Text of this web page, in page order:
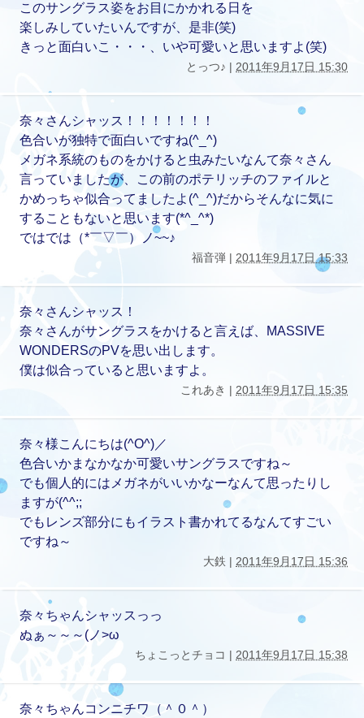
このサングラス姿をお目にかかれる日を
楽しみしていたいんですが、是非(笑)
きっと面白いこ・・・、いや可愛いと思いますよ(笑)
とっつ♪ | 2011年9月17日 15:30
奈々さんシャッス！！！！！！！
色合いが独特で面白いですね(^_^)
メガネ系統のものをかけると虫みたいなんて奈々さん
言っていましたが、この前のポテリッチのファイルと
かめっちゃ似合ってましたよ(^_^)だからそんなに気に
することもないと思います(*^_^*)
ではでは（*￣▽￣）ノ~~♪
福音弾 | 2011年9月17日 15:33
奈々さんシャッス！
奈々さんがサングラスをかけると言えば、MASSIVE
WONDERSのPVを思い出します。
僕は似合っていると思いますよ。
これあき | 2011年9月17日 15:35
奈々様こんにちは(^O^)／
色合いかまなかなか可愛いサングラスですね～
でも個人的にはメガネがいいかなーなんて思ったりし
ますが(^^;;
でもレンズ部分にもイラスト書かれてるなんてすごい
ですね～
大鉄 | 2011年9月17日 15:36
奈々ちゃんシャッスっっ
ぬぁ～～～(ノ>ω
ちょこっとチョコ | 2011年9月17日 15:38
奈々ちゃんコンニチワ（＾０＾）